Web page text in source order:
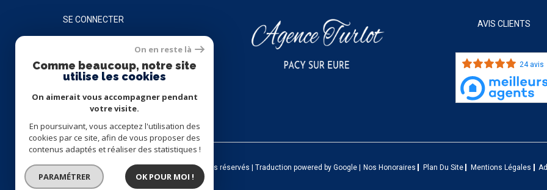
SE CONNECTER
ESPACE PROPRIÉTAIRE
AVIS CLIENTS
24 avis
© 2026 | Tous droits réservés | Traduction powered by Google | Nos Honoraires Plan Du Site Mentions Légales
On en reste là
Comme beaucoup, notre site
utilise les cookies
On aimerait vous accompagner pendant
votre visite.
En poursuivant, vous acceptez l'utilisation des
cookies par ce site, afin de vous proposer des
contenus adaptés et réaliser des statistiques !
PARAMÉTRER OK POUR MOI !